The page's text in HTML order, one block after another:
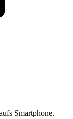
Smartphone.